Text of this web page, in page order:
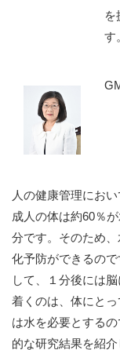
を
す
人の健康管理にお
成人の体は約60％
分です。そのため
化予防ができるの
して、１分後には
着くのは、体にと
は水を必要とする
的な研究結果を紹